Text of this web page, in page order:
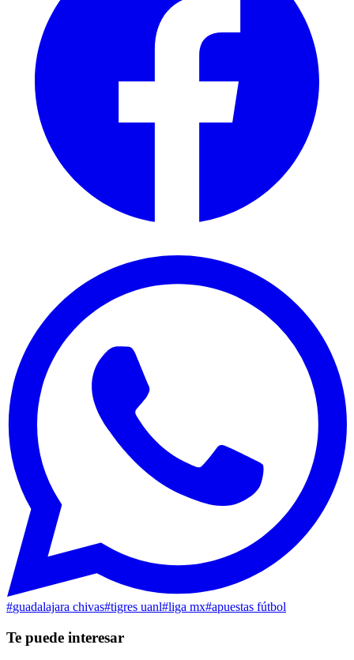
#guadalajara chivas#tigres uanl#liga mx#apuestas fútbol
Te puede interesar